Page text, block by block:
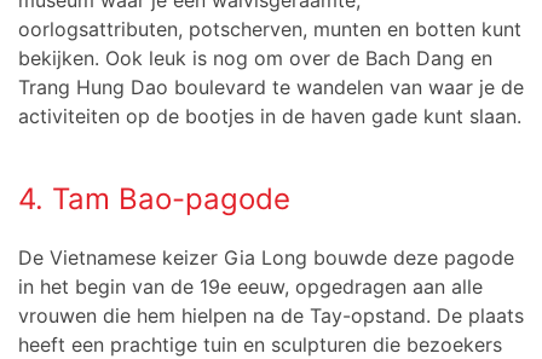
oorlogsattributen, potscherven, munten en botten kunt
bekijken. Ook leuk is nog om over de Bach Dang en
Trang Hung Dao boulevard te wandelen van waar je de
activiteiten op de bootjes in de haven gade kunt slaan.
4. Tam Bao-pagode
De Vietnamese keizer Gia Long bouwde deze pagode
in het begin van de 19e eeuw, opgedragen aan alle
vrouwen die hem hielpen na de Tay-opstand. De plaats
heeft een prachtige tuin en sculpturen die bezoekers